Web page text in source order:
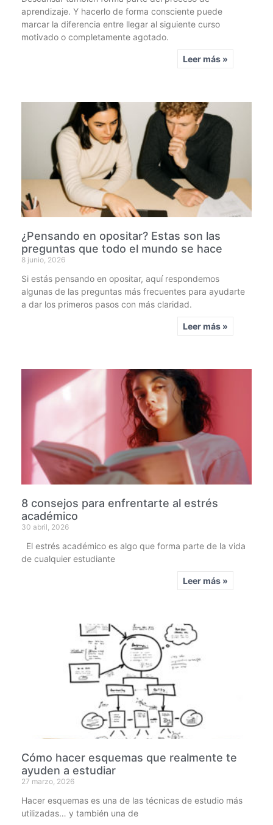
aprendizaje. Y hacerlo de forma consciente puede
marcar la diferencia entre llegar al siguiente curso
motivado o completamente agotado.
Leer más »
¿Pensando en opositar? Estas son las
preguntas que todo el mundo se hace
8 junio, 2026
Si estás pensando en opositar, aquí respondemos
algunas de las preguntas más frecuentes para ayudarte
a dar los primeros pasos con más claridad.
Leer más »
8 consejos para enfrentarte al estrés
académico
30 abril, 2026
El estrés académico es algo que forma parte de la vida
de cualquier estudiante
Leer más »
Cómo hacer esquemas que realmente te
ayuden a estudiar
27 marzo, 2026
Hacer esquemas es una de las técnicas de estudio más
utilizadas… y también una de